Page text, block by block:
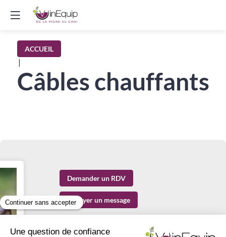
ACCUEIL
|
Câbles chauffants
Demander un RDV
Envoyer un message